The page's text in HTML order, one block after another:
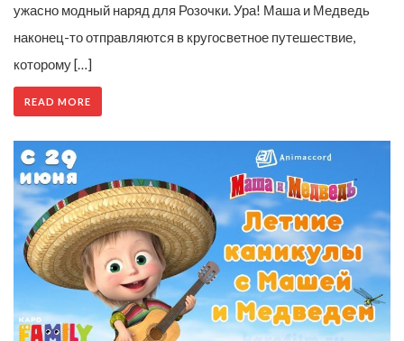
ужасно модный наряд для Розочки. Ура! Маша и Медведь
наконец-то отправляются в кругосветное путешествие,
которому […]
READ MORE